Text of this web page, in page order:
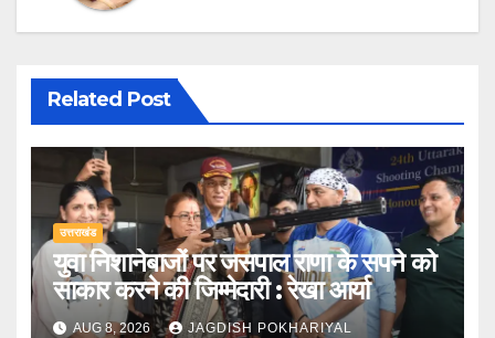
Related Post
उत्तराखंड
युवा निशानेबाजों पर जसपाल राणा के सपने को
साकार करने की जिम्मेदारी : रेखा आर्या
AUG 8, 2026 JAGDISH POKHARIYAL